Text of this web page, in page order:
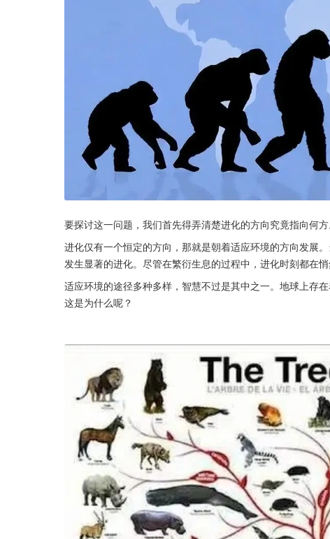
要探讨这一问题，我们首先得弄清楚进化的方向究竟指向何
进化仅有一个恒定的方向，那就是朝着适应环境的方向发展
发生显著的进化。尽管在繁衍生息的过程中，进化时刻都在
适应环境的途径多种多样，智慧不过是其中之一。地球上存
这是为什么呢？